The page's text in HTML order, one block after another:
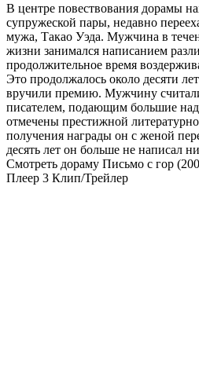
В центре повествования дорамы
супружеской пары, недавно
мужа, Такао Уэда. Мужчина в
жизни занимался написанием
продолжительное время
Это продолжалось около десяти
вручили премию. Мужчину
писателем, подающим большие
отмечены престижной
получения награды он с женой
десять лет он больше не написал
Смотреть дораму Письмо с гор
Плеер 3 Клип/Трейлер